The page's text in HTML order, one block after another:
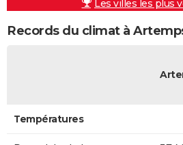
Les villes les plus
Records du climat à
Températures